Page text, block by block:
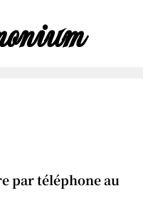
par téléphone au